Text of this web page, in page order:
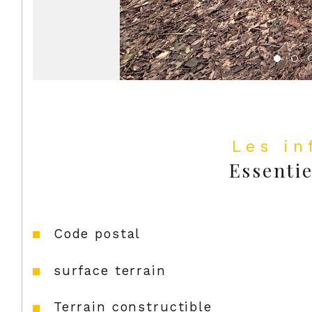
Les
Caractéristiques Valeurs
Code postal
surface terrain
Terrain constructible